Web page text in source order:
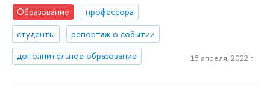
Образование
профессора
студенты
репортаж о событии
дополнительное образование
18 апреля, 2022 г.